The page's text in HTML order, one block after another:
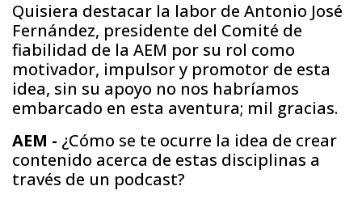
Quisiera destacar la labor de Antonio José
Fernández, presidente del Comité de
fiabilidad de la AEM por su rol como
motivador, impulsor y promotor de esta
idea, sin su apoyo no nos habríamos
embarcado en esta aventura; mil gracias.
AEM - ¿Cómo se te ocurre la idea de crear
contenido acerca de estas disciplinas a
través de un podcast?